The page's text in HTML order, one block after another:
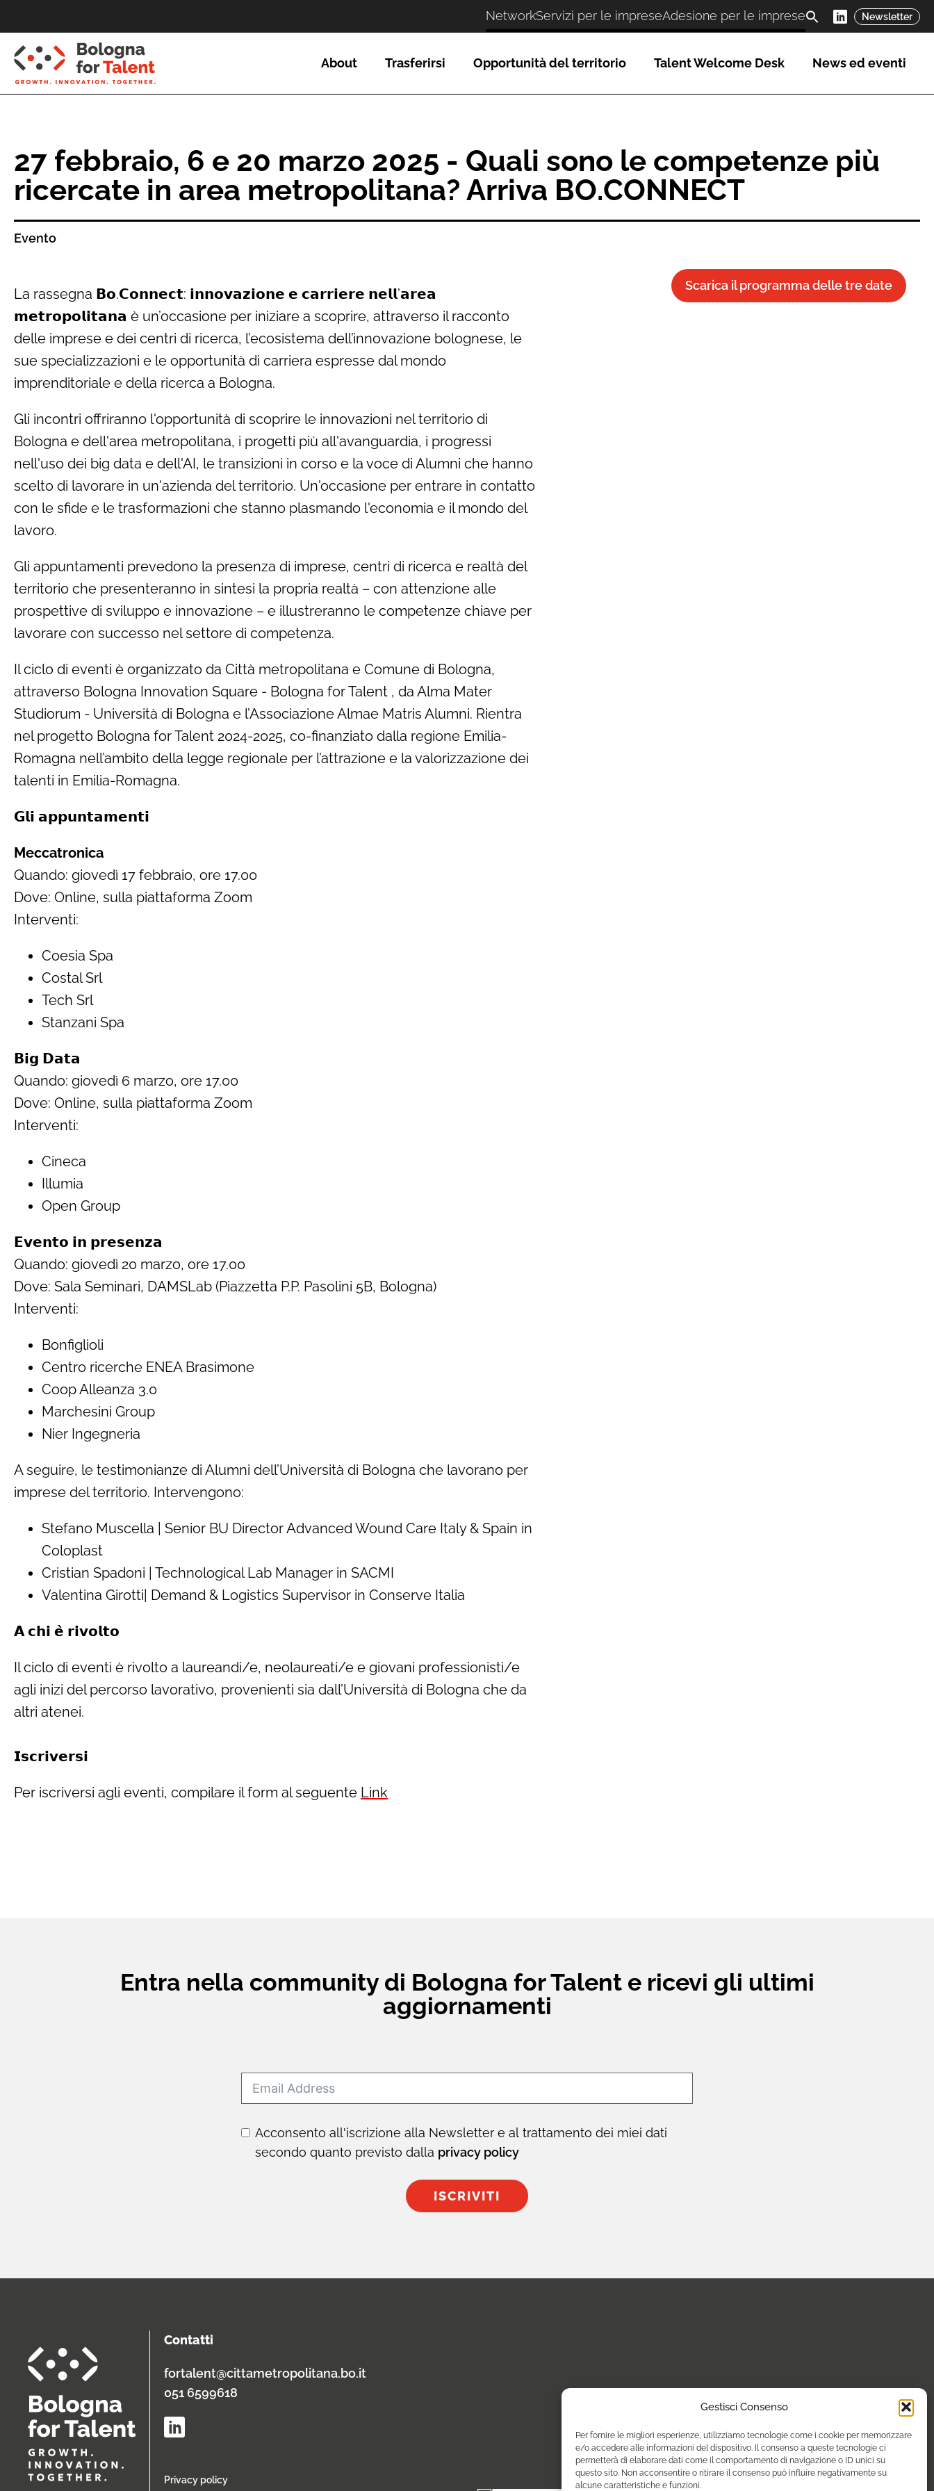
Gestisci Consenso
Per fornire le migliori esperienze, utilizziamo tecnologie come i cookie per memorizzare
e/o accedere alle informazioni del dispositivo. Il consenso a queste tecnologie ci
permetterà di elaborare dati come il comportamento di navigazione o ID unici su
questo sito. Non acconsentire o ritirare il consenso può influire negativamente su
alcune caratteristiche e funzioni.
NetworkServizi per le impreseAdesione per le imprese Newsletter
About Trasferirsi Opportunità del territorio Talent Welcome Desk News ed eventi
27 febbraio, 6 e 20 marzo 2025 - Quali sono le competenze più
ricercate in area metropolitana? Arriva BO.CONNECT
Evento
La rassegna 𝗕𝗼.𝗖𝗼𝗻𝗻𝗲𝗰𝘁: 𝗶𝗻𝗻𝗼𝘃𝗮𝘇𝗶𝗼𝗻𝗲 𝗲 𝗰𝗮𝗿𝗿𝗶𝗲𝗿𝗲 𝗻𝗲𝗹𝗹’𝗮𝗿𝗲𝗮
𝗺𝗲𝘁𝗿𝗼𝗽𝗼𝗹𝗶𝘁𝗮𝗻𝗮 è un’occasione per iniziare a scoprire, attraverso il racconto
delle imprese e dei centri di ricerca, l’ecosistema dell’innovazione bolognese, le
sue specializzazioni e le opportunità di carriera espresse dal mondo
imprenditoriale e della ricerca a Bologna.
Gli incontri offriranno l'opportunità di scoprire le innovazioni nel territorio di
Bologna e dell'area metropolitana, i progetti più all'avanguardia, i progressi
nell'uso dei big data e dell'AI, le transizioni in corso e la voce di Alumni che hanno
scelto di lavorare in un'azienda del territorio. Un'occasione per entrare in contatto
con le sfide e le trasformazioni che stanno plasmando l'economia e il mondo del
lavoro.
Gli appuntamenti prevedono la presenza di imprese, centri di ricerca e realtà del
territorio che presenteranno in sintesi la propria realtà – con attenzione alle
prospettive di sviluppo e innovazione – e illustreranno le competenze chiave per
lavorare con successo nel settore di competenza.
Il ciclo di eventi è organizzato da Città metropolitana e Comune di Bologna,
attraverso Bologna Innovation Square - Bologna for Talent , da Alma Mater
Studiorum - Università di Bologna e l’Associazione Almae Matris Alumni. Rientra
nel progetto Bologna for Talent 2024-2025, co-finanziato dalla regione Emilia-
Romagna nell’ambito della legge regionale per l’attrazione e la valorizzazione dei
talenti in Emilia-Romagna.
𝗚𝗹𝗶 𝗮𝗽𝗽𝘂𝗻𝘁𝗮𝗺𝗲𝗻𝘁𝗶
Meccatronica
Quando: giovedì 17 febbraio, ore 17.00
Dove: Online, sulla piattaforma Zoom
Interventi:
Coesia Spa
Costal Srl
Tech Srl
Stanzani Spa
𝗕𝗶𝗴 𝗗𝗮𝘁𝗮
Quando: giovedì 6 marzo, ore 17.00
Dove: Online, sulla piattaforma Zoom
Interventi:
Cineca
Illumia
Open Group
𝗘𝘃𝗲𝗻𝘁𝗼 𝗶𝗻 𝗽𝗿𝗲𝘀𝗲𝗻𝘇𝗮
Quando: giovedì 20 marzo, ore 17.00
Dove: Sala Seminari, DAMSLab (Piazzetta P.P. Pasolini 5B, Bologna)
Interventi:
Bonfiglioli
Centro ricerche ENEA Brasimone
Coop Alleanza 3.0
Marchesini Group
Nier Ingegneria
A seguire, le testimonianze di Alumni dell’Università di Bologna che lavorano per
imprese del territorio. Intervengono:
Stefano Muscella | Senior BU Director Advanced Wound Care Italy & Spain in
Coloplast
Cristian Spadoni | Technological Lab Manager in SACMI
Valentina Girotti| Demand & Logistics Supervisor in Conserve Italia
𝗔 𝗰𝗵𝗶 𝗲̀ 𝗿𝗶𝘃𝗼𝗹𝘁𝗼
Il ciclo di eventi è rivolto a laureandi/e, neolaureati/e e giovani professionisti/e
agli inizi del percorso lavorativo, provenienti sia dall’Università di Bologna che da
altri atenei.
𝗜𝘀𝗰𝗿𝗶𝘃𝗲𝗿𝘀𝗶
Per iscriversi agli eventi, compilare il form al seguente Link
Scarica il programma delle tre date
Entra nella community di Bologna for Talent e ricevi gli ultimi
aggiornamenti
Acconsento all'iscrizione alla Newsletter e al trattamento dei miei dati
secondo quanto previsto dalla privacy policy
ISCRIVITI
Contatti
fortalent@cittametropolitana.bo.it
051 6599618
Privacy policy